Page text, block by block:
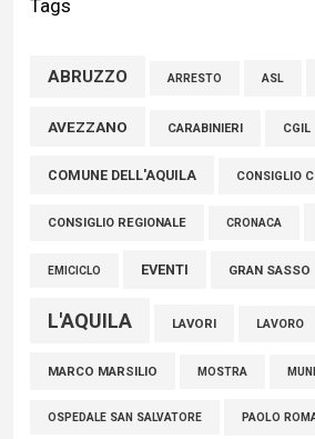
della comunità»
Marcinelle, Verrecchia (FdI): "Un
connazionali tra cui molti abruzzesi"
06 Agosto 2026
Tags
ABRUZZO ARRESTO ASL
AVEZZANO CARABINIERI CGIL
COMUNE DELL'AQUILA CONSIGLIO
CONSIGLIO REGIONALE CRONACA
EMICICLO EVENTI GRAN SASSO
L'AQUILA LAVORI LAVORO
MARCO MARSILIO MOSTRA
OSPEDALE SAN SALVATORE PAOLO